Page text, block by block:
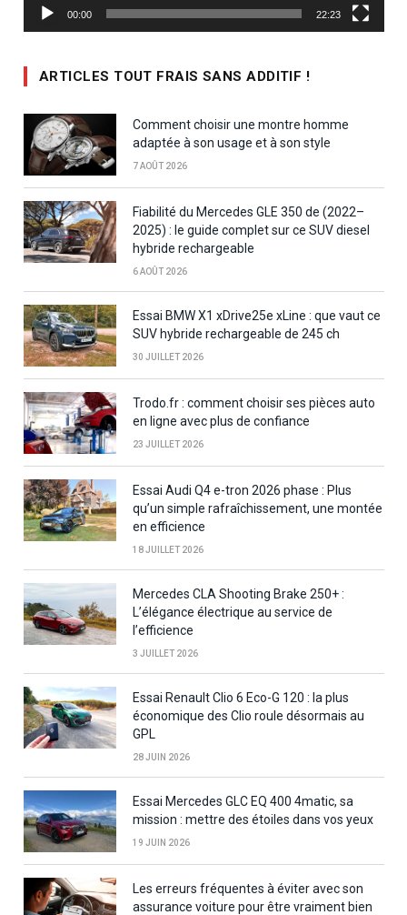
00:00 22:23
ARTICLES TOUT FRAIS SANS ADDITIF !
Comment choisir une montre homme
adaptée à son usage et à son style
7 AOÛT 2026
Fiabilité du Mercedes GLE 350 de (2022–
2025) : le guide complet sur ce SUV diesel
hybride rechargeable
6 AOÛT 2026
Essai BMW X1 xDrive25e xLine : que vaut ce
SUV hybride rechargeable de 245 ch
30 JUILLET 2026
Trodo.fr : comment choisir ses pièces auto
en ligne avec plus de confiance
23 JUILLET 2026
Essai Audi Q4 e-tron 2026 phase : Plus
qu’un simple rafraîchissement, une montée
en efficience
18 JUILLET 2026
Mercedes CLA Shooting Brake 250+ :
L’élégance électrique au service de
l’efficience
3 JUILLET 2026
Essai Renault Clio 6 Eco-G 120 : la plus
économique des Clio roule désormais au
GPL
28 JUIN 2026
Essai Mercedes GLC EQ 400 4matic, sa
mission : mettre des étoiles dans vos yeux
19 JUIN 2026
Les erreurs fréquentes à éviter avec son
assurance voiture pour être vraiment bien